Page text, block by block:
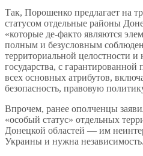
Так, Порошенко предлагает на
статусом отдельные районы
«которые де-факто являются
полным и безусловным
территориальной целостности и
государства, с гарантированной
всех основных атрибутов,
безопасность, правовую
Впрочем, ранее ополченцы
«особый статус» отдельных
Донецкой областей — им
Украины и нужна независимость.